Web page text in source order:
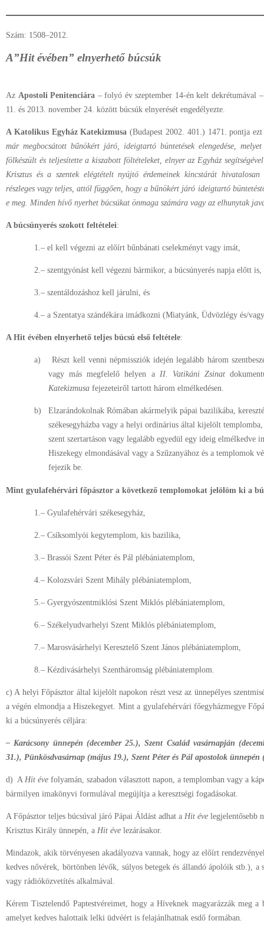
Szám: 1508–2012.
A”Hit évében” elnyerhető búcsúk
Az Apostoli Penitenciára – folyó év szeptember 14-én kelt dekrétumával
11. és 2013. november 24. között búcsúk elnyerését engedélyezte.
A Katolikus Egyház Katekizmusa (Budapest 2002. 401.) 1471. pontja
már megbocsátott bűnökért járó, ideigtartó büntetések elengedése,
fölkészült és teljesítette a kiszabott föltételeket, elnyer az Egyház
Krisztus és a szentek elégtételt nyújtó érdemeinek kincstárát
részleges vagy teljes, attól függően, hogy a bűnökért járó ideigtartó
e meg. Minden hívő nyerhet búcsúkat önmaga számára vagy az elhunytak
A búcsúnyerés szokott feltételei:
1.– el kell végezni az előírt bűnbánati cselekményt vagy imát,
2.– szentgyónást kell végezni bármikor, a búcsúnyerés napja előtt is,
3.– szentáldozáshoz kell járulni, és
4.– a Szentatya szándékára imádkozni (Miatyánk, Üdvözlégy és/
A Hit évében elnyerhető teljes búcsú első feltétele:
a)
Részt kell venni népmissziók idején legalább három
vagy más megfelelő helyen a II. Vatikáni Zsinat
Katekizmusa fejezeteiről tartott három elmélkedésen.
b)
Elzarándokolnak Rómában akármelyik pápai bazilikába,
székesegyházba vagy a helyi ordinárius által kijelölt
szent szertartáson vagy legalább egyedül egy ideig elmélkedve
Hiszekegy elmondásával vagy a Szűzanyához és a templomok
fejezik be.
Mint gyulafehérvári főpásztor a következő templomokat jelölöm ki a
1.– Gyulafehérvári székesegyház,
2.– Csíksomlyói kegytemplom, kis bazilika,
3.– Brassói Szent Péter és Pál plébániatemplom,
4.– Kolozsvári Szent Mihály plébániatemplom,
5.– Gyergyószentmiklósi Szent Miklós plébániatemplom,
6.– Székelyudvarhelyi Szent Miklós plébániatemplom,
7.– Marosvásárhelyi Keresztelő Szent János plébániatemplom,
8.– Kézdivásárhelyi Szentháromság plébániatemplom.
c) A helyi Főpásztor által kijelölt napokon részt vesz az ünnepélyes
a végén elmondja a Hiszekegyet. Mint a gyulafehérvári főegyházmegye
ki a búcsúnyerés céljára:
– Karácsony ünnepén (december 25.), Szent Család vasárnapján
31.), Pünkösdvasárnap (május 19.), Szent Péter és Pál apostolok
d) A Hit éve folyamán, szabadon választott napon, a templomban vagy a
bármilyen imakönyvi formulával megújítja a keresztségi fogadásokat.
A Főpásztor teljes búcsúval járó Pápai Áldást adhat a Hit éve legjelentősebb
Krisztus Király ünnepén, a Hit éve lezárásakor.
Mindazok, akik törvényesen akadályozva vannak, hogy az előírt
kedves nővérek, börtönben lévők, súlyos betegek és állandó ápolóik stb.),
vagy rádióközvetítés alkalmával.
Kérem Tisztelendő Paptestvéreimet, hogy a Híveknek magyarázzák meg a
amelyet kedves halottaik lelki üdvéért is felajánlhatnak esdő formában.